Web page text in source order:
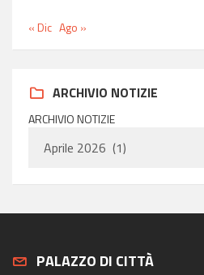
« Dic Ago »
ARCHIVIO NOTIZIE
ARCHIVIO NOTIZIE
PALAZZO DI CITTÀ